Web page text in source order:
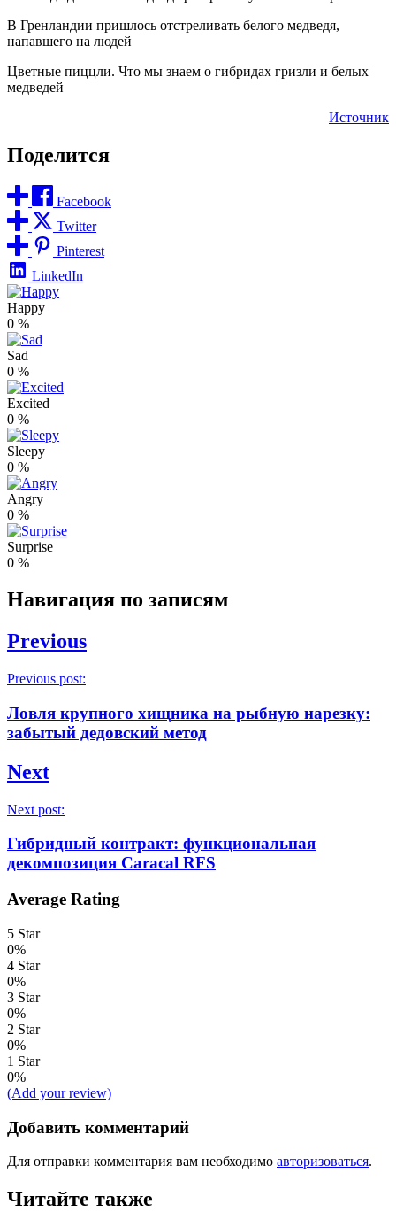
В Гренландии пришлось отстреливать белого медведя,
напавшего на людей
Цветные пиццли. Что мы знаем о гибридах гризли и белых
медведей
Источник
Поделится
Facebook
Twitter
Pinterest
LinkedIn
Happy
0 %
Sad
0 %
Excited
0 %
Sleepy
0 %
Angry
0 %
Surprise
0 %
Навигация по записям
Previous
Previous post:
Ловля крупного хищника на рыбную нарезку:
забытый дедовский метод
Next
Next post:
Гибридный контракт: функциональная
декомпозиция Caracal RFS
Average Rating
5 Star
0%
4 Star
0%
3 Star
0%
2 Star
0%
1 Star
0%
(Add your review)
Добавить комментарий
Для отправки комментария вам необходимо авторизоваться.
Читайте также